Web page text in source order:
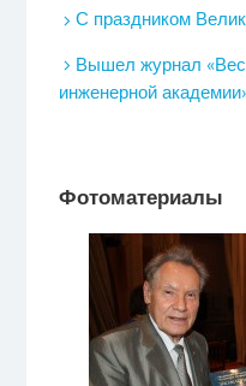
С праздником
Вышел журнал
инженерной
Фотоматериалы